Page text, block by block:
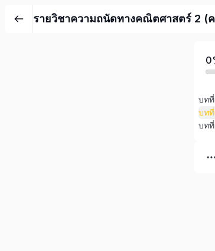
รายวิชาความถนัดทางคณิตศาสตร์ 2 (
บท
บทที่